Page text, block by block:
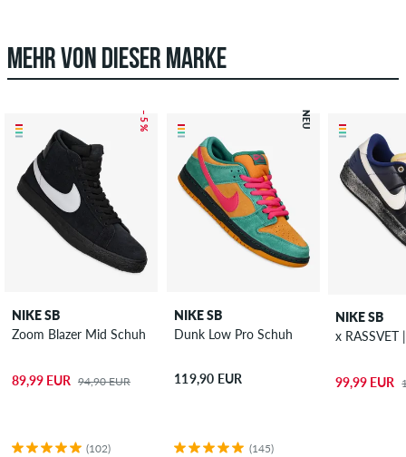
MEHR VON DIESER MARKE
– 5 %
NIKE SB
Zoom Blazer Mid Schuh
89,99 EUR 94,90 EUR
(102)
NEU
NIKE SB
Dunk Low Pro Schuh
119,90 EUR
(145)
NIKE SB
99,99 EUR